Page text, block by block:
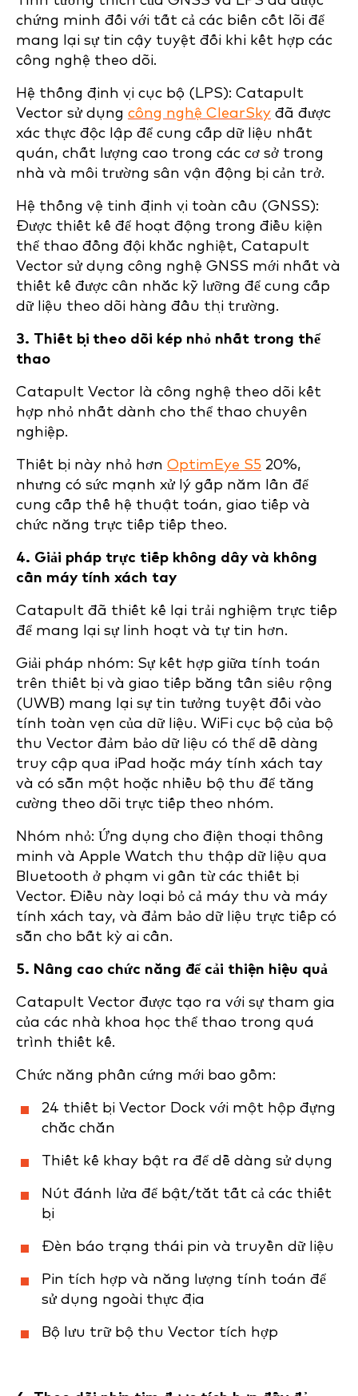
chứng minh đối với tất cả các biến cốt lõi để
mang lại sự tin cậy tuyệt đối khi kết hợp các
công nghệ theo dõi.
Hệ thống định vị cục bộ (LPS): Catapult
Vector sử dụng công nghệ ClearSky đã được
xác thực độc lập để cung cấp dữ liệu nhất
quán, chất lượng cao trong các cơ sở trong
nhà và môi trường sân vận động bị cản trở.
Hệ thống vệ tinh định vị toàn cầu (GNSS):
Được thiết kế để hoạt động trong điều kiện
thể thao đồng đội khắc nghiệt, Catapult
Vector sử dụng công nghệ GNSS mới nhất và
thiết kế được cân nhắc kỹ lưỡng để cung cấp
dữ liệu theo dõi hàng đầu thị trường.
3. Thiết bị theo dõi kép nhỏ nhất trong thể
thao
Catapult Vector là công nghệ theo dõi kết
hợp nhỏ nhất dành cho thể thao chuyên
nghiệp.
Thiết bị này nhỏ hơn OptimEye S5 20%,
nhưng có sức mạnh xử lý gấp năm lần để
cung cấp thế hệ thuật toán, giao tiếp và
chức năng trực tiếp tiếp theo.
4. Giải pháp trực tiếp không dây và không
cần máy tính xách tay
Catapult đã thiết kế lại trải nghiệm trực tiếp
để mang lại sự linh hoạt và tự tin hơn.
Giải pháp nhóm: Sự kết hợp giữa tính toán
trên thiết bị và giao tiếp băng tần siêu rộng
(UWB) mang lại sự tin tưởng tuyệt đối vào
tính toàn vẹn của dữ liệu. WiFi cục bộ của bộ
thu Vector đảm bảo dữ liệu có thể dễ dàng
truy cập qua iPad hoặc máy tính xách tay
và có sẵn một hoặc nhiều bộ thu để tăng
cường theo dõi trực tiếp theo nhóm.
Nhóm nhỏ: Ứng dụng cho điện thoại thông
minh và Apple Watch thu thập dữ liệu qua
Bluetooth ở phạm vi gần từ các thiết bị
Vector. Điều này loại bỏ cả máy thu và máy
tính xách tay, và đảm bảo dữ liệu trực tiếp có
sẵn cho bất kỳ ai cần.
5. Nâng cao chức năng để cải thiện hiệu quả
Catapult Vector được tạo ra với sự tham gia
của các nhà khoa học thể thao trong quá
trình thiết kế.
Chức năng phần cứng mới bao gồm:
24 thiết bị Vector Dock với một hộp đựng
chắc chắn
Thiết kế khay bật ra để dễ dàng sử dụng
Nút đánh lửa để bật/tắt tất cả các thiết
bị
Đèn báo trạng thái pin và truyền dữ liệu
Pin tích hợp và năng lượng tính toán để
sử dụng ngoài thực địa
Bộ lưu trữ bộ thu Vector tích hợp